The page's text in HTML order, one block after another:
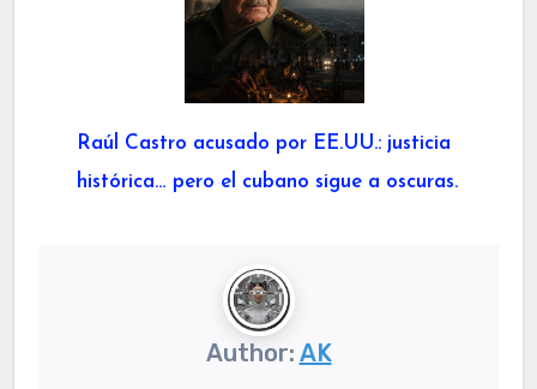
Raúl Castro acusado por EE.UU.: justicia
histórica… pero el cubano sigue a oscuras.
Author: AK